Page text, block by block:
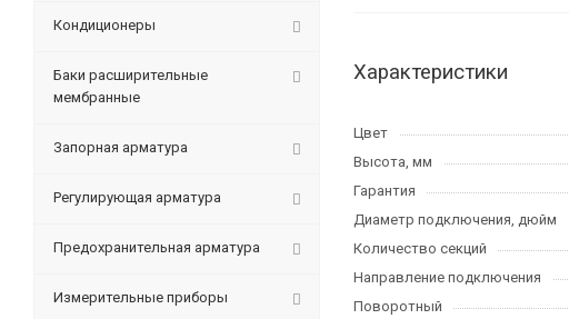
Характеристики
Цвет
Высота, мм
Гарантия
Диаметр подключения, дюйм
Количество секций
Направление подключения
Поворотный
Кондиционеры
Баки расширительные
мембранные
Запорная арматура
Регулирующая арматура
Предохранительная арматура
Измерительные приборы